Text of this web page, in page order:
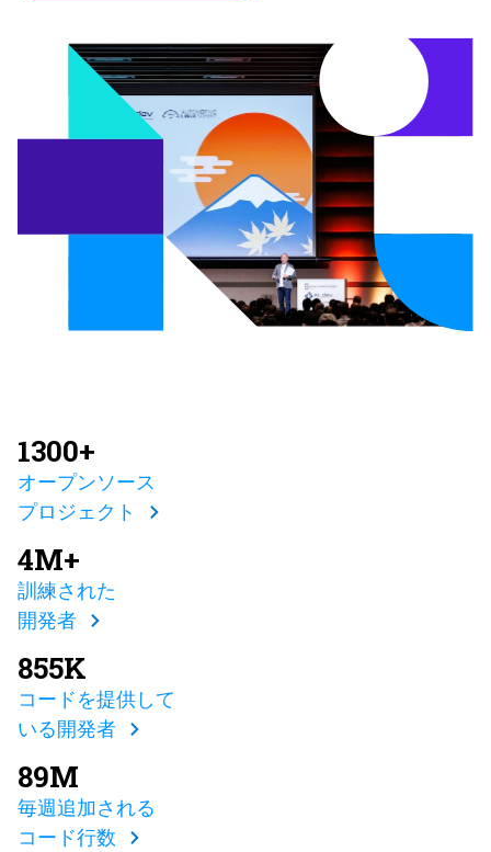
1300+
オープンソース
プロジェクト
4M+
訓練された
開発者
855K
コードを提供して
いる開発者
89M
毎週追加される
コード行数